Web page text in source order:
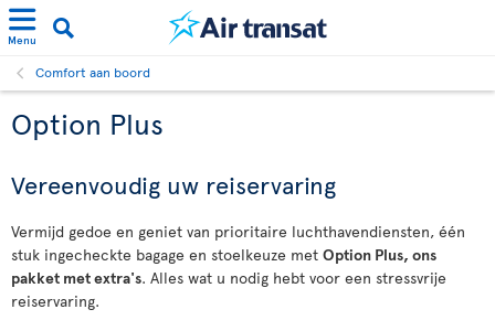
Menu
Comfort aan boord
Option Plus
Vereenvoudig uw reiservaring
Vermijd gedoe en geniet van prioritaire luchthavendiensten, één
stuk ingecheckte bagage en stoelkeuze met Option Plus, ons
pakket met extra's. Alles wat u nodig hebt voor een stressvrije
reiservaring.